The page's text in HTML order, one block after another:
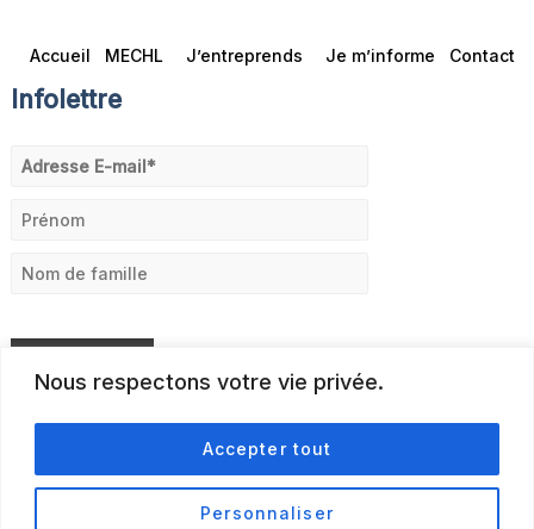
Nous respectons votre vie privée.
Personnaliser
Accepter tout
Accueil MECHL J’entreprends Je m’informe Contact
Infolettre